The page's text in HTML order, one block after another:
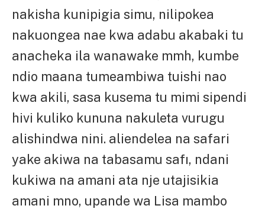
nakisha kunipigia simu, nilipokea
nakuongea nae kwa adabu akabaki tu
anacheka ila wanawake mmh, kumbe
ndio maana tumeambiwa tuishi nao
kwa akili, sasa kusema tu mimi sipendi
hivi kuliko kununa nakuleta vurugu
alishindwa nini. aliendelea na safari
yake akiwa na tabasamu safı, ndani
kukiwa na amani ata nje utajisikia
amani mno, upande wa Lisa mambo